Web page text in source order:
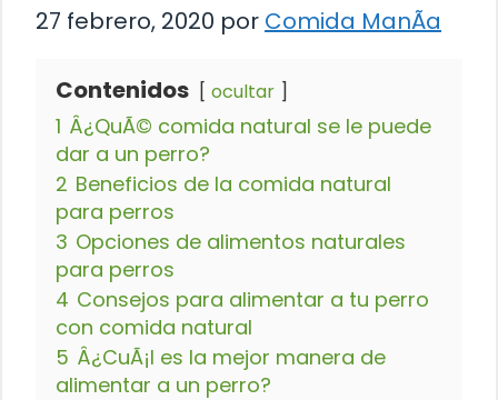
27 febrero, 2020 por Comida ManÃ­a
Contenidos ocultar
1 Â¿QuÃ© comida natural se le puede
dar a un perro?
2 Beneficios de la comida natural
para perros
3 Opciones de alimentos naturales
para perros
4 Consejos para alimentar a tu perro
con comida natural
5 Â¿CuÃ¡l es la mejor manera de
alimentar a un perro?